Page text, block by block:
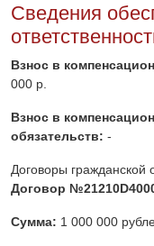
Сведения
Взнос в
000 р.
Взнос в
обязательств: -
Договоры гражданской
Договор
Сумма: 1 000 000